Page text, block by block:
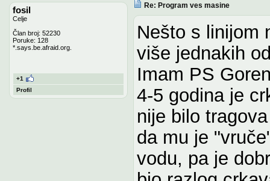
fosil
Celje
Član broj: 52230
Poruke: 128
*.says.be.afraid.org.
+1
Profil
Re: Program ves masine
Nešto s linijom
više jednakih
Imam PS
4-5 godina je
nije bilo
da mu je
vodu, pa je